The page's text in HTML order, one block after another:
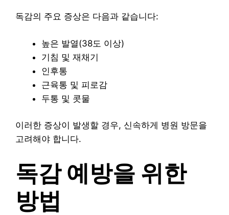
독감의 주요 증상은 다음과 같습니다:
높은 발열(38도 이상)
기침 및 재채기
인후통
근육통 및 피로감
두통 및 콧물
이러한 증상이 발생할 경우, 신속하게 병원 방문을
고려해야 합니다.
독감 예방을 위한
방법